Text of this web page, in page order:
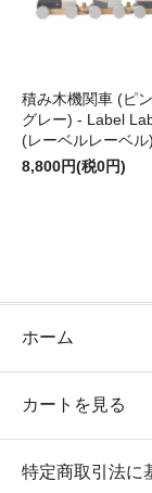
積み木機関車 (ピ
グレー) - Label
(レーベルレーベル)
8,800円(税0円)
ホーム
カートを見る
特定商取引法に